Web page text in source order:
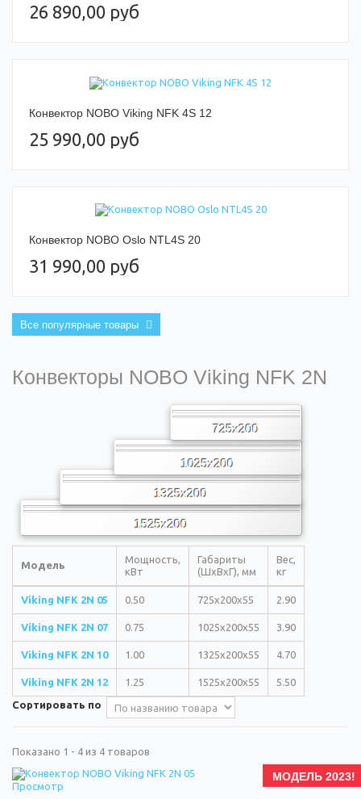
26 890,00 руб
Конвектор NOBO Viking NFK 4S 12
25 990,00 руб
Конвектор NOBO Oslo NTL4S 20
31 990,00 руб
Все популярные товары
Конвекторы NOBO Viking NFK 2N
Модель
Мощность,
кВт
Габариты
(ШхВхГ), мм
Вес,
кг
Viking NFK 2N 05 0.50 725x200x55 2.90
Viking NFK 2N 07 0.75 1025x200x55 3.90
Viking NFK 2N 10 1.00 1325x200x55 4.70
Viking NFK 2N 12 1.25 1525x200x55
5.50
Сортировать по
Показано 1 - 4 из 4 товаров
Просмотр
МОДЕЛЬ 2023!